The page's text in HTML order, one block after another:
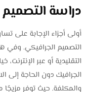
دراسة
أولى أجزاء الإجابة
التصميم الجرافيكي. وفي
التقليدية أو عبر
الجرافيك دون الحاجة إلى
والمكلفة. حيث توفر مزيجًا